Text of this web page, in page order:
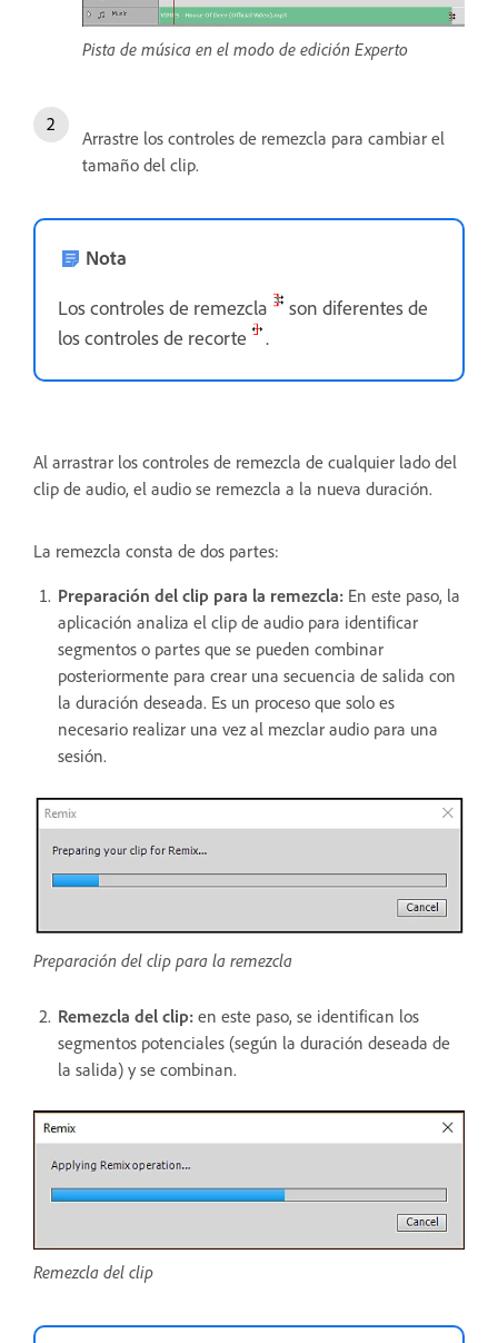
Pista de música en el modo de edición Experto
Arrastre los controles de remezcla para cambiar el
tamaño del clip.
Nota
Los controles de remezcla
son diferentes de
los controles de recorte
.
Al arrastrar los controles de remezcla de cualquier lado del
clip de audio, el audio se remezcla a la nueva duración.
La remezcla consta de dos partes:
Preparación del clip para la remezcla: En este paso, la
aplicación analiza el clip de audio para identificar
segmentos o partes que se pueden combinar
posteriormente para crear una secuencia de salida con
la duración deseada. Es un proceso que solo es
necesario realizar una vez al mezclar audio para una
sesión.
Preparación del clip para la remezcla
Remezcla del clip: en este paso, se identifican los
segmentos potenciales (según la duración deseada de
la salida) y se combinan.
Remezcla del clip